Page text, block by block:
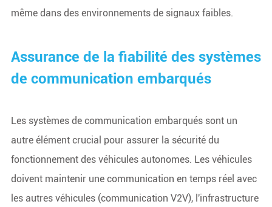
même dans des environnements de signaux faibles.
Assurance de la fiabilité des systèmes
de communication embarqués
Les systèmes de communication embarqués sont un
autre élément crucial pour assurer la sécurité du
fonctionnement des véhicules autonomes. Les véhicules
doivent maintenir une communication en temps réel avec
les autres véhicules (communication V2V), l'infrastructure